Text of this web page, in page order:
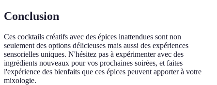
Conclusion
Ces cocktails créatifs avec des épices inattendues sont non
seulement des options délicieuses mais aussi des expériences
sensorielles uniques. N'hésitez pas à expérimenter avec des
ingrédients nouveaux pour vos prochaines soirées, et faites
l'expérience des bienfaits que ces épices peuvent apporter à votre
mixologie.